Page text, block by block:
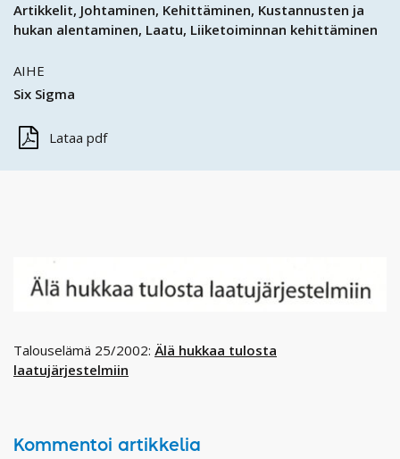
Artikkelit Johtaminen Kehittäminen Kustannusten ja
hukan alentaminen Laatu Liiketoiminnan kehittäminen
AIHE
Six Sigma
Lataa pdf
Talouselämä 25/2002: Älä hukkaa tulosta
laatujärjestelmiin
Kommentoi artikkelia